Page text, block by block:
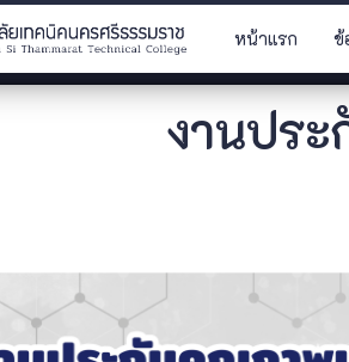
หน้าแรก ข้
งานปร